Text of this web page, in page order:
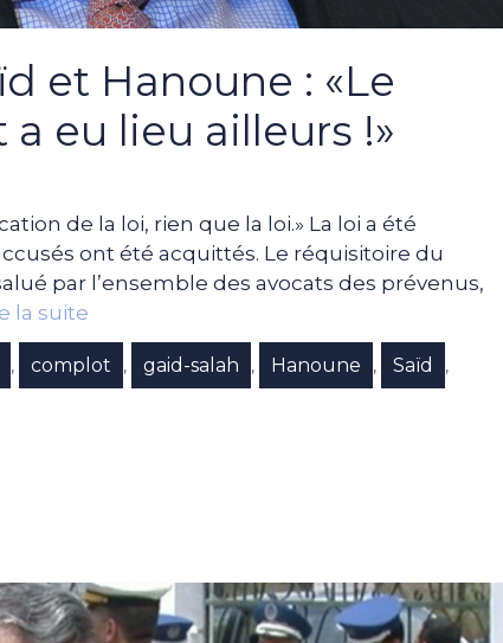
et Hanoune : «Le
eu lieu ailleurs !»
de la loi, rien que la loi.» La loi a été
ont été acquittés. Le réquisitoire du
par l’ensemble des avocats des prévenus,
la suite
, complot , gaid-salah , Hanoune , Saïd ,